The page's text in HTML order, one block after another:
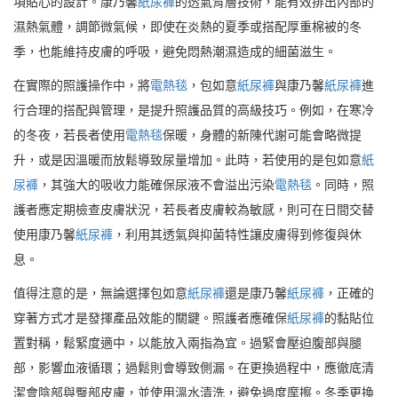
濕熱氣體，調節微氣候，即使在炎熱的夏季或搭配厚重棉被的冬
季，也能維持皮膚的呼吸，避免悶熱潮濕造成的細菌滋生。
在實際的照護操作中，將電熱毯 ，包如意紙尿褲與康乃馨紙尿褲進
行合理的搭配與管理，是提升照護品質的高級技巧。例如，在寒冷
的冬夜，若長者使用電熱毯保暖，身體的新陳代謝可能會略微提
升，或是因溫暖而放鬆導致尿量增加。此時，若使用的是包如意紙
尿褲 ，其強大的吸收力能確保尿液不會溢出污染電熱毯 。同時，照
護者應定期檢查皮膚狀況，若長者皮膚較為敏感，則可在日間交替
使用康乃馨紙尿褲 ，利用其透氣與抑菌特性讓皮膚得到修復與休
息。
值得注意的是，無論選擇包如意紙尿褲還是康乃馨紙尿褲 ，正確的
穿著方式才是發揮產品效能的關鍵。照護者應確保紙尿褲的黏貼位
置對稱，鬆緊度適中，以能放入兩指為宜。過緊會壓迫腹部與腿
部，影響血液循環；過鬆則會導致側漏。在更換過程中，應徹底清
潔會陰部與臀部皮膚，並使用溫水清洗，避免過度摩擦。冬季更換